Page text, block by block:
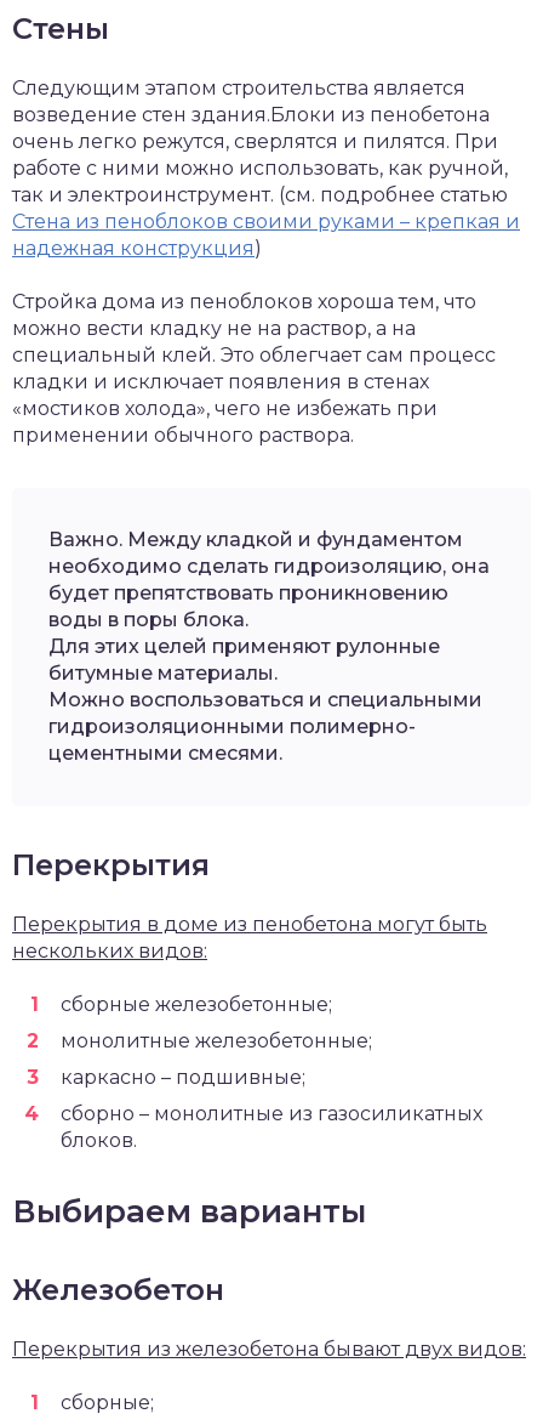
Стены
Следующим этапом строительства является
возведение стен здания.Блоки из пенобетона
очень легко режутся, сверлятся и пилятся. При
работе с ними можно использовать, как ручной,
так и электроинструмент. (см. подробнее статью
Стена из пеноблоков своими руками – крепкая и
надежная конструкция)
Стройка дома из пеноблоков хороша тем, что
можно вести кладку не на раствор, а на
специальный клей. Это облегчает сам процесс
кладки и исключает появления в стенах
«мостиков холода», чего не избежать при
применении обычного раствора.
Важно. Между кладкой и фундаментом
необходимо сделать гидроизоляцию, она
будет препятствовать проникновению
воды в поры блока.
Для этих целей применяют рулонные
битумные материалы.
Можно воспользоваться и специальными
гидроизоляционными полимерно-
цементными смесями.
Перекрытия
Перекрытия в доме из пенобетона могут быть
нескольких видов:
сборные железобетонные;
монолитные железобетонные;
каркасно – подшивные;
сборно – монолитные из газосиликатных
блоков.
Выбираем варианты
Железобетон
Перекрытия из железобетона бывают двух видов:
сборные;